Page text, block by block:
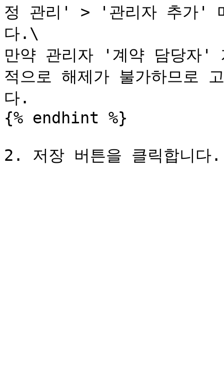
정 관리' > '관리자 추가'
다.\
만약 관리자 '계약 담당자'
적으로 해제가 불가하므로
다.
{% endhint %}